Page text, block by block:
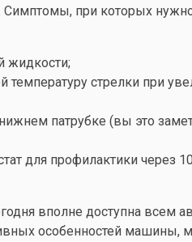
при которых
жидкости;
стрелки при
патрубке (вы это
для профилактики через
вполне доступна
особенностей